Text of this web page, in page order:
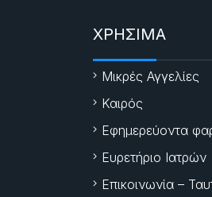
ΧΡΗΣΙΜΑ
Μικρές Αγγελίες
Καιρός
Εφημερεύοντα
Ευρετήριο Ιατρών
Επικοινωνία –